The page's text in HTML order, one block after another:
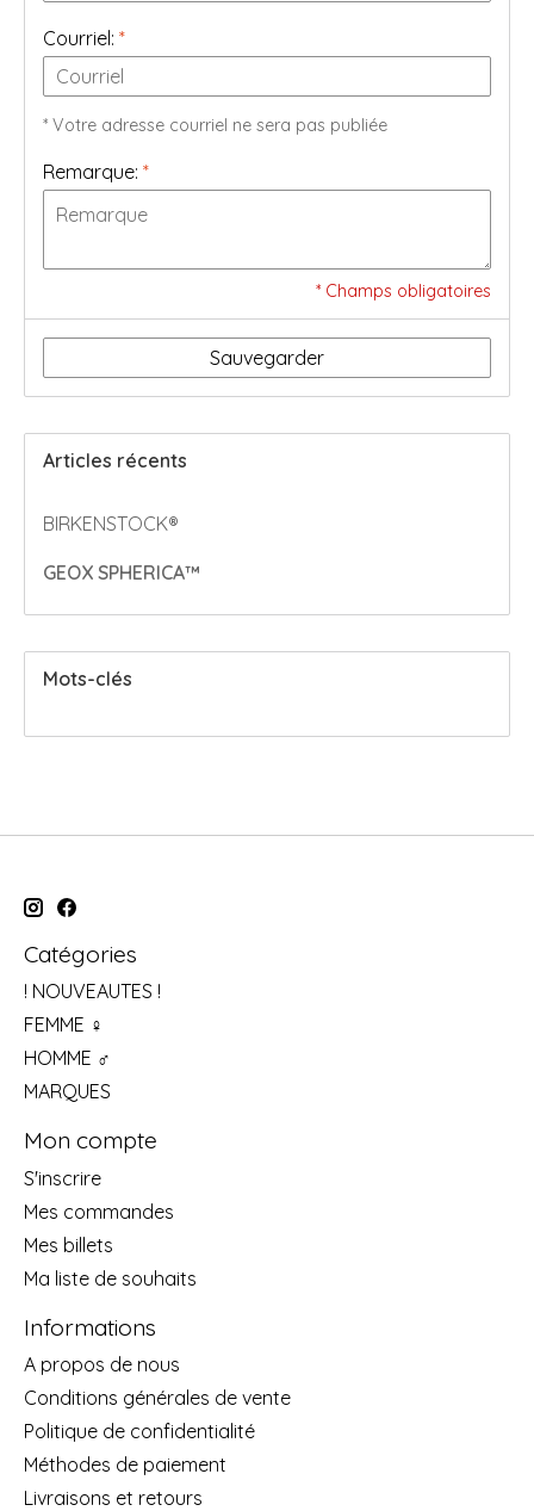
Courriel: *
* Votre adresse courriel ne sera pas publiée
Remarque: *
* Champs obligatoires
Sauvegarder
Articles récents
BIRKENSTOCK®
GEOX SPHERICA™
Mots-clés
Catégories
! NOUVEAUTES !
FEMME ♀
HOMME ♂
MARQUES
Mon compte
S'inscrire
Mes commandes
Mes billets
Ma liste de souhaits
Informations
A propos de nous
Conditions générales de vente
Politique de confidentialité
Méthodes de paiement
Livraisons et retours